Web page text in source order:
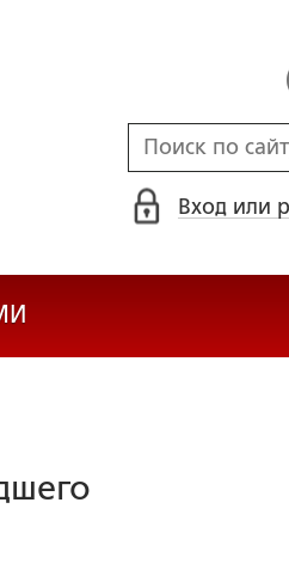
Вход или